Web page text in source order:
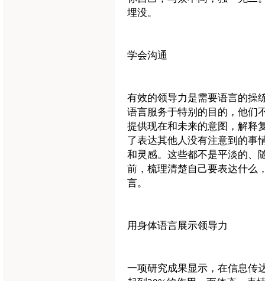
埋没。
学会沟通
有效的领导力是需要语言的操
语言服务于特别的目的，他们
提供现在和未来的意图，解释
了表达其他人没有注意到的事
和灵感。这些都不是平淡的、
前，梳理清楚自己要表达什么
言。
用身体语言展示领导力
一项研究成果显示，在信息传